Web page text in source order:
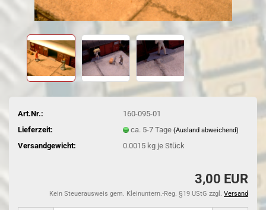
Art.Nr.:
160-095-01
Lieferzeit:
ca. 5-7 Tage (Ausland abweichend)
Versandgewicht: 0.0015kg je Stück
3,00 EUR
Kein Steuerausweis gem. Kleinuntern.-Reg. §19 UStG zzgl. Versand